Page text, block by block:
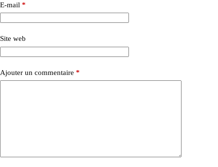
E-mail *
Site web
Ajouter un commentaire *